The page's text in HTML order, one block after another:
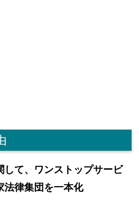
して、ワンストップサービ
法律集団を一本化